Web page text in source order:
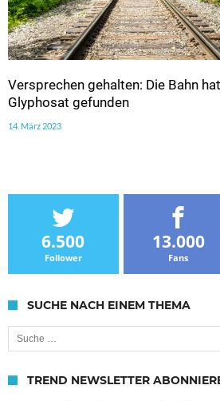
Versprechen gehalten: Die Bahn
Glyphosat gefunden
14. März 2023
6.500
Follower
13.000
Fans
SUCHE NACH EINEM THEMA
Suche nach:
TREND NEWSLETTER